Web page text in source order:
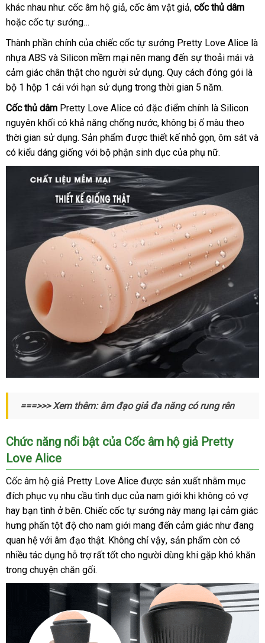
khuyến
mãi
được
nhiều
ông
yêu
thích
qua
và
chọn
rẻ
sắm
khác nhau như: cốc âm hộ giảmới
, cốc âm vật giảbền
, cốc thủ dâm
hoặc cốc tự sướng…
Thành phần chính ở
đâu
của chiếc cốc tự sướng Pretty Love Alice là
nhựa ABS địa
chỉ
và Silicon mềm mại nên mang đến sự thoải mái rẻ
nhất
và
cảm giác chân thật cho người sử dụngxách
tay
. Quy cách đóng gói là
bộ 1 hộp 1 cái thế
giới
với hạn sử dụng trong thời gian 5 năm.
Cốc thủ dâm Pretty Love Alice có đặc điểm chính là Silicon
nguyên khối có khả năng chống nướctốt
nhất
, không bị ố màu theo
thời gian sử dụngđẹp
. Sản phẩm nổi
tiếng
được thiết kế nhỏ gọnnổi
tiếng
, ôm sát và
có kiểu dáng giống thanh
lý
với bộ phận sinh dục phân
phối
của phụ nữ.
Am
Gia
Prettylove
Alice
(3)
===>>> Xem thêm: âm đạo giả đa năng có rung rên
Chức năng nổi bật Nhật
của Cốc âm hộ giả Pretty
Love Alice
Cốc âm hộ giả Pretty Love Alice sửa
chữa
được sản xuất dịch
vụ
nhằm mục
đích thanh
toán
phục vụ nhu cầu tình dục an
toàn
của nam giới khi không có vợ
hay bạn tình ở bênkhuyến
mãi
. Chiếc cốc tự sướng này mang lại cảm giác
hưng phấn tột độ cho nam giới mang đến cảm giác như đang
quan hệ thanh
toán
với âm đạo thậtshowroom
. Không chỉ vậyđấu
giá
, sản phẩm còn có
nhiều tác dụng hỗ trợgần
nhất
rất tốt cho người dùng khi gặp khó khăn
trong chuyện chăn gối.